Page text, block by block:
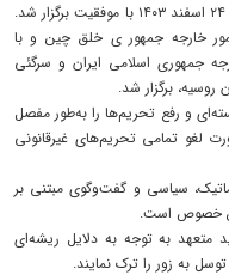
۱- نشست پکن میان چین، روسیه و ایران در تاریخ ۲۴ اسفند ۱۴۰۳ با موفقیت برگزار شد.
خارجه‌ جمهور ی خلق چین و با
جمهوری اسلامی ایران و سرگئی
روسیه، برگزار شد.
و رفع تحریم‌ها را به‌طور مفصل
لغو تمامی تحریم‌های غیرقانونی
سیاسی و گفت‌وگوی مبتنی بر
این خصوص است.
متعهد به توجه به دلایل ریشه‌ای
به زور را ترک نمایند.